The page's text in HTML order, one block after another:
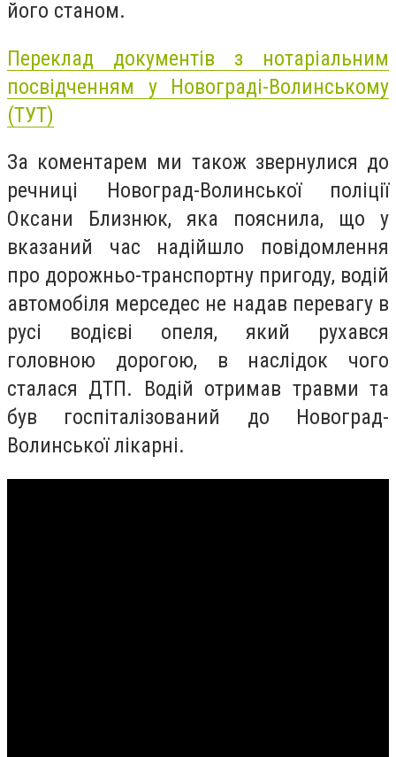
його станом.
Переклад документів з нотаріальним
посвідченням у Новограді-Волинському
(ТУТ)
За коментарем ми також звернулися до
речниці Новоград-Волинської поліції
Оксани Близнюк, яка пояснила, що у
вказаний час надійшло повідомлення
про дорожньо-транспортну пригоду, водій
автомобіля мерседес не надав перевагу в
русі водієві опеля, який рухався
головною дорогою, в наслідок чого
сталася ДТП. Водій отримав травми та
був госпіталізований до Новоград-
Волинської лікарні.